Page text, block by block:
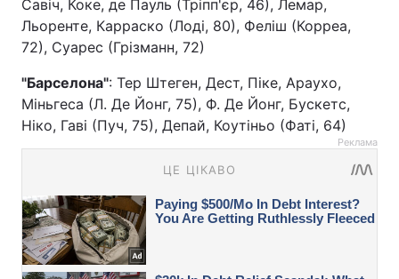
Савіч, Коке, де Пауль (Тріпп'єр, 46), Лемар,
Льоренте, Карраско (Лоді, 80), Феліш (Корреа,
72), Суарес (Грізманн, 72)
"Барселона": Тер Штеген, Дест, Піке, Араухо,
Міньгеса (Л. Де Йонг, 75), Ф. Де Йонг, Бускетс,
Ніко, Гаві (Пуч, 75), Депай, Коутіньо (Фаті, 64)
Реклама